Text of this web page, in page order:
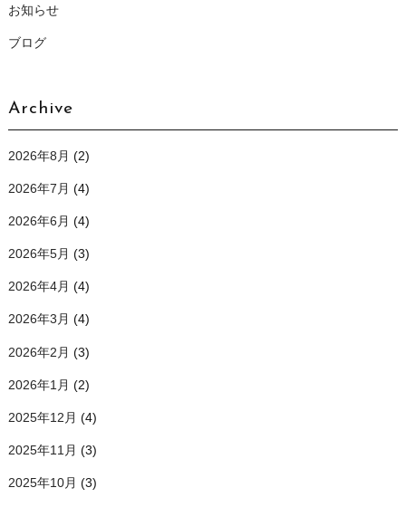
お知らせ
ブログ
Archive
2026年8月 (2)
2026年7月 (4)
2026年6月 (4)
2026年5月 (3)
2026年4月 (4)
2026年3月 (4)
2026年2月 (3)
2026年1月 (2)
2025年12月 (4)
2025年11月 (3)
2025年10月 (3)